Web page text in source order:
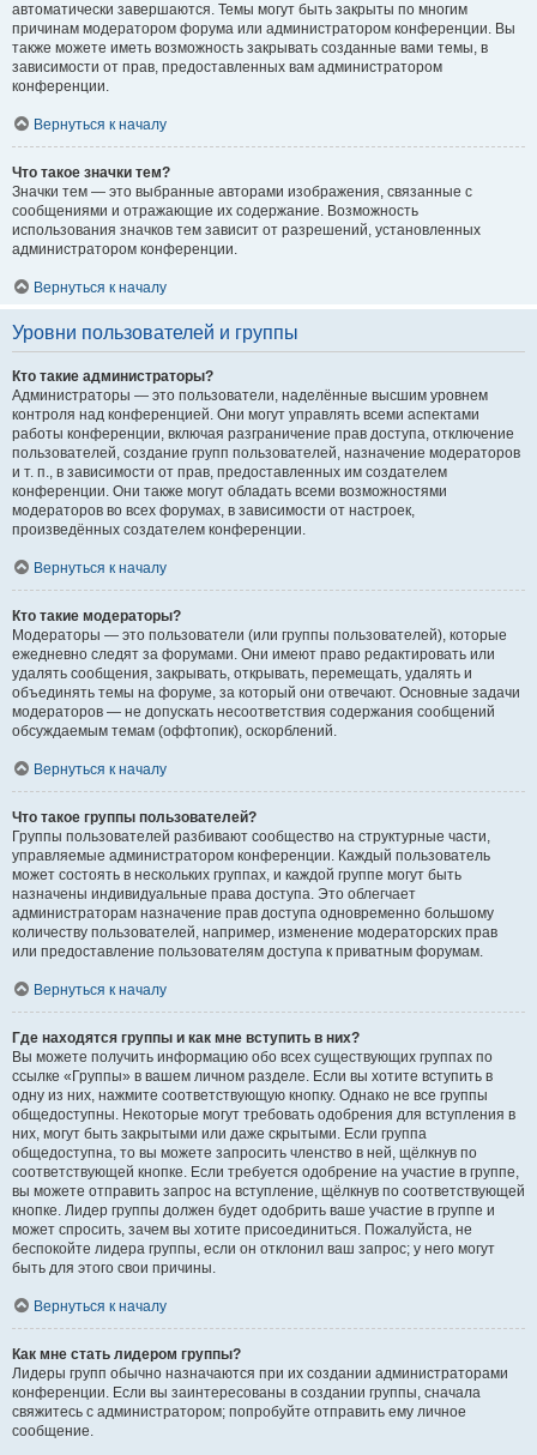
автоматически завершаются. Темы могут быть закрыты по многим
причинам модератором форума или администратором конференции. Вы
также можете иметь возможность закрывать созданные вами темы, в
зависимости от прав, предоставленных вам администратором
конференции.
Вернуться к началу
Что такое значки тем?
Значки тем — это выбранные авторами изображения, связанные с
сообщениями и отражающие их содержание. Возможность
использования значков тем зависит от разрешений, установленных
администратором конференции.
Вернуться к началу
Уровни пользователей и группы
Кто такие администраторы?
Администраторы — это пользователи, наделённые высшим уровнем
контроля над конференцией. Они могут управлять всеми аспектами
работы конференции, включая разграничение прав доступа, отключение
пользователей, создание групп пользователей, назначение модераторов
и т. п., в зависимости от прав, предоставленных им создателем
конференции. Они также могут обладать всеми возможностями
модераторов во всех форумах, в зависимости от настроек,
произведённых создателем конференции.
Вернуться к началу
Кто такие модераторы?
Модераторы — это пользователи (или группы пользователей), которые
ежедневно следят за форумами. Они имеют право редактировать или
удалять сообщения, закрывать, открывать, перемещать, удалять и
объединять темы на форуме, за который они отвечают. Основные задачи
модераторов — не допускать несоответствия содержания сообщений
обсуждаемым темам (оффтопик), оскорблений.
Вернуться к началу
Что такое группы пользователей?
Группы пользователей разбивают сообщество на структурные части,
управляемые администратором конференции. Каждый пользователь
может состоять в нескольких группах, и каждой группе могут быть
назначены индивидуальные права доступа. Это облегчает
администраторам назначение прав доступа одновременно большому
количеству пользователей, например, изменение модераторских прав
или предоставление пользователям доступа к приватным форумам.
Вернуться к началу
Где находятся группы и как мне вступить в них?
Вы можете получить информацию обо всех существующих группах по
ссылке «Группы» в вашем личном разделе. Если вы хотите вступить в
одну из них, нажмите соответствующую кнопку. Однако не все группы
общедоступны. Некоторые могут требовать одобрения для вступления в
них, могут быть закрытыми или даже скрытыми. Если группа
общедоступна, то вы можете запросить членство в ней, щёлкнув по
соответствующей кнопке. Если требуется одобрение на участие в группе,
вы можете отправить запрос на вступление, щёлкнув по соответствующей
кнопке. Лидер группы должен будет одобрить ваше участие в группе и
может спросить, зачем вы хотите присоединиться. Пожалуйста, не
беспокойте лидера группы, если он отклонил ваш запрос; у него могут
быть для этого свои причины.
Вернуться к началу
Как мне стать лидером группы?
Лидеры групп обычно назначаются при их создании администраторами
конференции. Если вы заинтересованы в создании группы, сначала
свяжитесь с администратором; попробуйте отправить ему личное
сообщение.